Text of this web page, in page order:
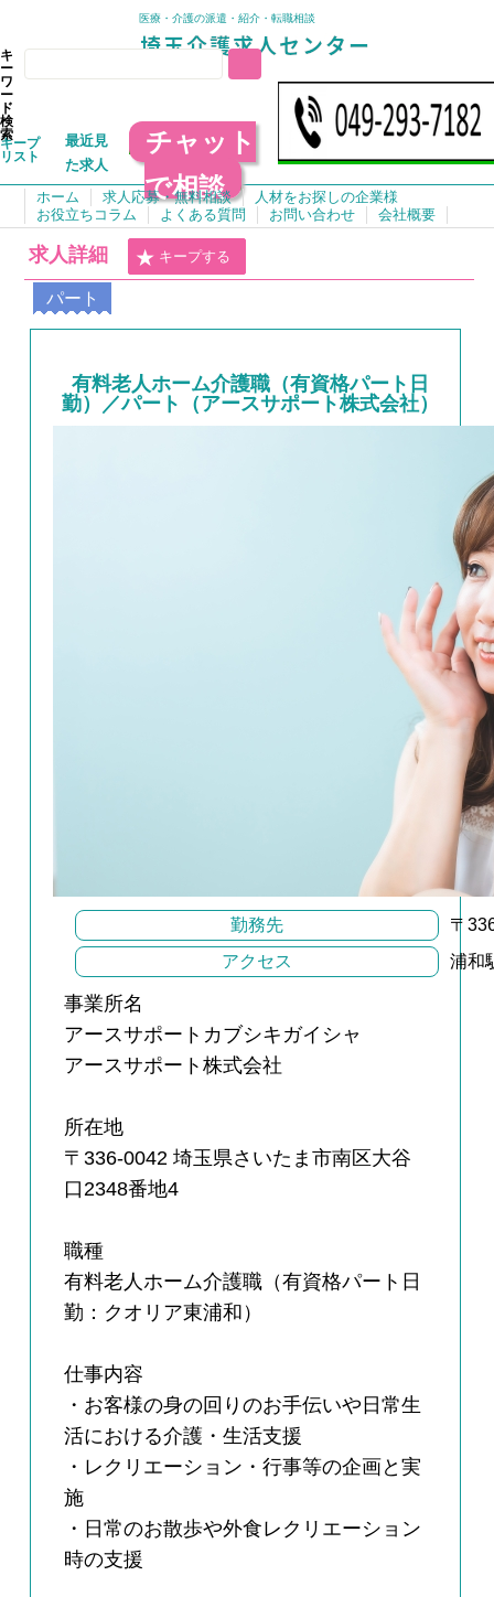
医療・介護の派遣・紹介・転職相談
キ
ー
ワ
ー
ド
検
索
キープ
リスト
最近見
た求人
チャット
で相談
ホーム 求人応募・無料相談
人材をお探しの企業様
お役立ちコラム
よくある質問 お問い合わせ 会社概要
求人詳細 キープする
パート
有料老人ホーム介護職（有資格パート日
勤）／パート（アースサポート株式会社）
勤務先
〒
アクセス
浦和
事業所名
アースサポートカブシキガイシャ
アースサポート株式会社
所在地
〒336-0042 埼玉県さいたま市南区大谷
口2348番地4
職種
有料老人ホーム介護職（有資格パート日
勤：クオリア東浦和）
仕事内容
・お客様の身の回りのお手伝いや日常生
活における介護・生活支援
・レクリエーション・行事等の企画と実
施
・日常のお散歩や外食レクリエーション
時の支援